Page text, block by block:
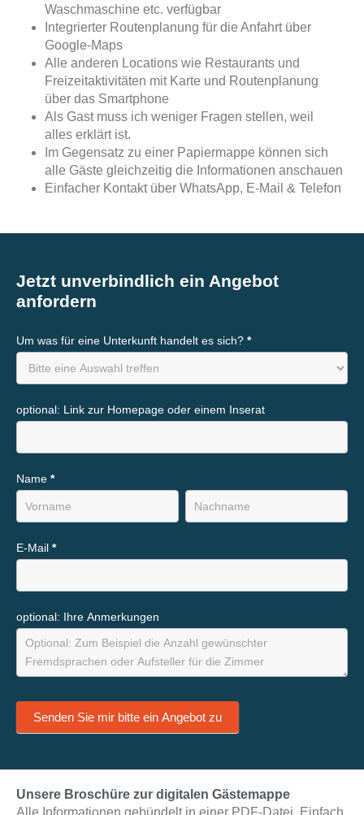
Waschmaschine etc. verfügbar
Integrierter Routenplanung für die Anfahrt über
Google-Maps
Alle anderen Locations wie Restaurants und
Freizeitaktivitäten mit Karte und Routenplanung
über das Smartphone
Als Gast muss ich weniger Fragen stellen, weil
alles erklärt ist.
Im Gegensatz zu einer Papiermappe können sich
alle Gäste gleichzeitig die Informationen anschauen
Einfacher Kontakt über WhatsApp, E-Mail & Telefon
Jetzt unverbindlich ein Angebot
anfordern
Anfrage-
Neu-
Seite
Um was für eine Unterkunft handelt es sich?*
optional: Link zur Homepage oder einem Inserat
Name*
E-Mail*
optional: Ihre Anmerkungen
Senden Sie mir bitte ein Angebot zu
Unsere Broschüre zur digitalen Gästemappe